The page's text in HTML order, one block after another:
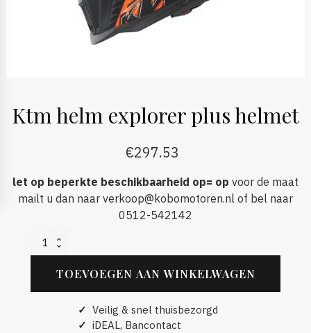
Ktm helm explorer plus helmet
€297.53
let op beperkte beschikbaarheid op= op voor de maat
mailt u dan naar verkoop@kobomotoren.nl of bel naar
0512-542142
Ktm
helm
helmet
TOEVOEGEN AAN WINKELWAGEN
✓ Veilig & snel thuisbezorgd
✓ iDEAL, Bancontact